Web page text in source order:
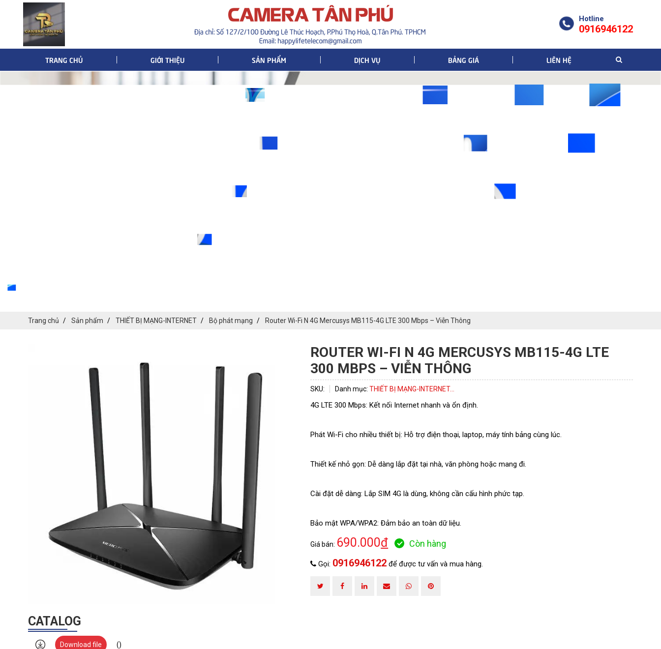
Hotline
0916946122
TRANG CHỦ GIỚI THIỆU SẢN PHẨM DỊCH VỤ BẢNG GIÁ LIÊN HỆ
Trang chủ Sản phẩm THIẾT BỊ MẠNG-INTERNET Bộ phát mạng Router Wi-Fi N 4G Mercusys MB115-4G LTE 300 Mbps – Viễn Thông
ROUTER WI-FI N 4G MERCUSYS MB115-4G LTE
300 MBPS – VIỄN THÔNG
SKU: Danh mục:THIẾT BỊ MẠNG-INTERNET...
4G LTE 300 Mbps: Kết nối Internet nhanh và ổn định.
Phát Wi-Fi cho nhiều thiết bị: Hỗ trợ điện thoại, laptop, máy tính bảng cùng lúc.
Thiết kế nhỏ gọn: Dễ dàng lắp đặt tại nhà, văn phòng hoặc mang đi.
Cài đặt dễ dàng: Lắp SIM 4G là dùng, không cần cấu hình phức tạp.
Bảo mật WPA/WPA2: Đảm bảo an toàn dữ liệu.
Giá bán: 690.000đ Còn hàng
Gọi: 0916946122 để được tư vấn và mua hàng.
CATALOG
Download file ()
ĐĂNG KÝ TƯ VẤN
HOÀN THÀNH
Đăng ký tư vấn trực tiếp 24/7:0916946122